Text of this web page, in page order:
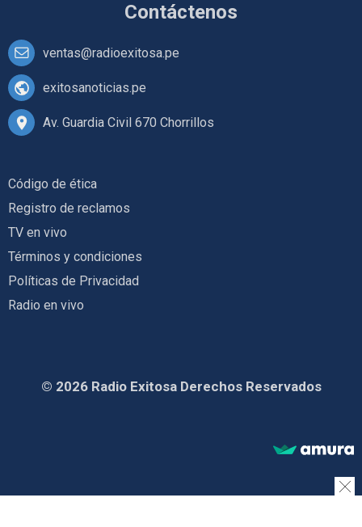
Contáctenos
ventas@radioexitosa.pe
exitosanoticias.pe
Av. Guardia Civil 670 Chorrillos
Código de ética
Registro de reclamos
TV en vivo
Términos y condiciones
Políticas de Privacidad
Radio en vivo
© 2026 Radio Exitosa Derechos Reservados